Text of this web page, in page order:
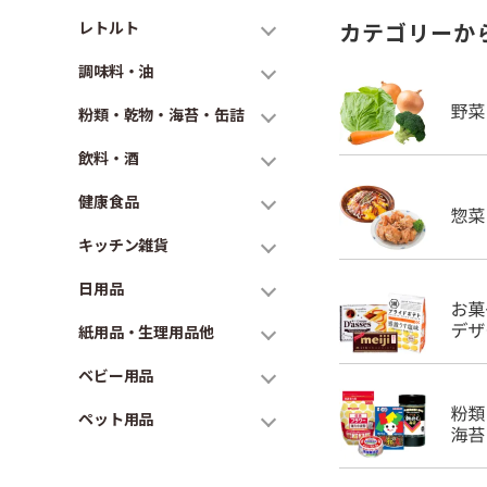
レトルト
調味料・油
粉類・乾物・海苔・缶詰
飲料・酒
健康食品
キッチン雑貨
日用品
紙用品・生理用品他
ベビー用品
ペット用品
カテゴリーか